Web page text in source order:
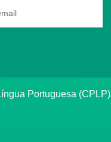
Portuguesa (CPLP)